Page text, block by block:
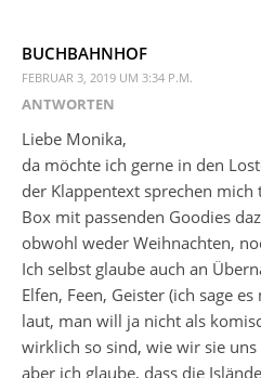
BUCHBAHNHOF
FEBRUAR 3, 2019 UM 3:34 P.M.
ANTWORTEN
Liebe Monika,
da möchte ich gerne in den
der Klappentext sprechen
Box mit passenden Goodies
obwohl weder Weihnachten,
Ich selbst glaube auch an
Elfen, Feen, Geister (ich sage
laut, man will ja nicht als
wirklich so sind, wie wir sie
aber ich glaube, dass die